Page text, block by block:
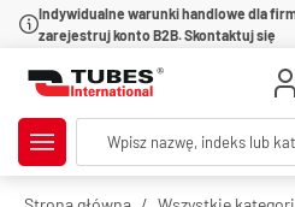
Indywidualne warunki handlowe dla
zarejestruj konto B2B. Skontaktuj się